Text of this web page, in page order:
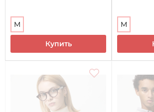
M
Купить
M